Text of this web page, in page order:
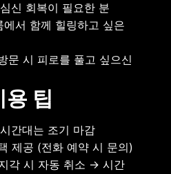
신 회복이 필요한 분
서 함께 힐링하고 싶은
문 시 피로를 풀고 싶으신
팁
간대는 조기 마감
제공 (전화 예약 시 문의)
각 시 자동 취소 → 시간